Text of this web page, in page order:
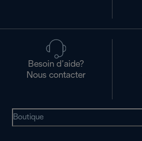
Besoin d’aide?
Nous contacter
Boutique